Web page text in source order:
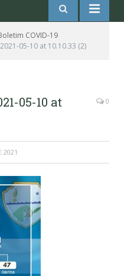
COVID-19
05-10 at 10.10.33 (2)
05-10 at
0
2021